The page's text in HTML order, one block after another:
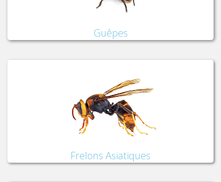
Guêpes
Frelons Asiatiques